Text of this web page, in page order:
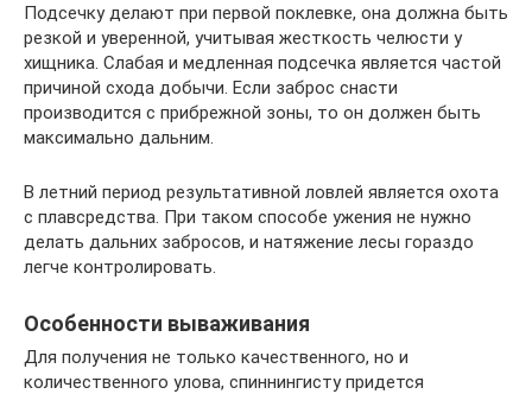
Подсечку делают при первой поклевке, она должна быть
резкой и уверенной, учитывая жесткость челюсти у
хищника. Слабая и медленная подсечка является частой
причиной схода добычи. Если заброс снасти
производится с прибрежной зоны, то он должен быть
максимально дальним.
В летний период результативной ловлей является охота
с плавсредства. При таком способе ужения не нужно
делать дальних забросов, и натяжение лесы гораздо
легче контролировать.
Особенности вываживания
Для получения не только качественного, но и
количественного улова, спиннингисту придется